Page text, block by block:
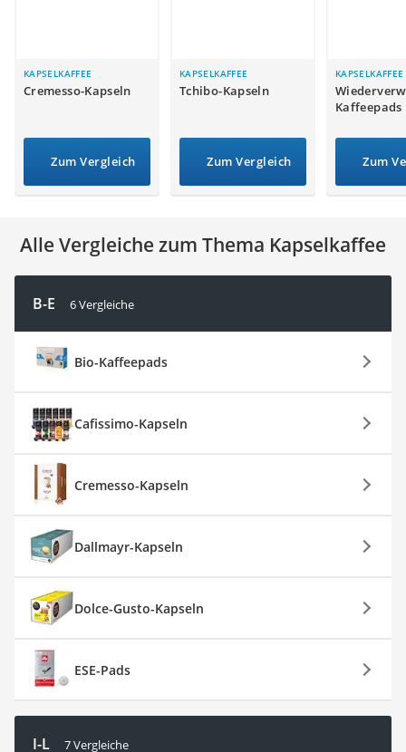
Müsli ohne Zuckerzusatz
Service
KAPSELKAFFEE
Cremesso-Kapseln
Zum Vergleich
KAPSELKAFFEE
Tchibo-Kapseln
Zum Vergleich
KAPSELKAFFEE
Kaffeepads
Zum
Alle Vergleiche zum Thema Kapselkaffee
B-E 6 Vergleiche
Bio-Kaffeepads
Cafissimo-Kapseln
Cremesso-Kapseln
Dallmayr-Kapseln
Dolce-Gusto-Kapseln
ESE-Pads
I-L 7 Vergleiche